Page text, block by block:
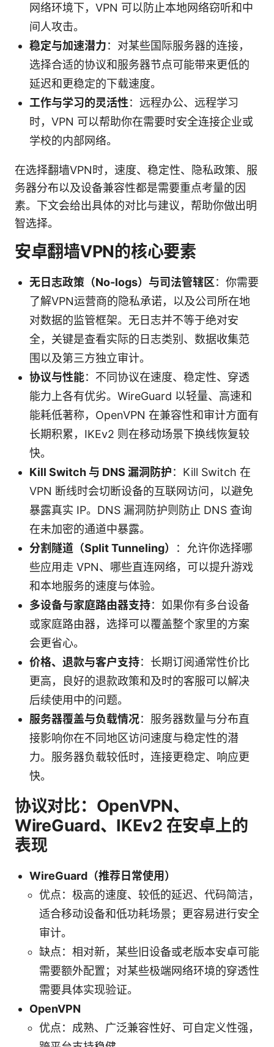
网络环境下，VPN 可以防止本地网络窃听和中
间人攻击。
稳定与加速潜力：对某些国际服务器的连接，
选择合适的协议和服务器节点可能带来更低的
延迟和更稳定的下载速度。
工作与学习的灵活性：远程办公、远程学习
时，VPN 可以帮助你在需要时安全连接企业或
学校的内部网络。
在选择翻墙VPN时，速度、稳定性、隐私政策、服
务器分布以及设备兼容性都是需要重点考量的因
素。下文会给出具体的对比与建议，帮助你做出明
智选择。
安卓翻墙VPN的核心要素
无日志政策（No-logs）与司法管辖区：你需要
了解VPN运营商的隐私承诺，以及公司所在地
对数据的监管框架。无日志并不等于绝对安
全，关键是查看实际的日志类别、数据收集范
围以及第三方独立审计。
协议与性能：不同协议在速度、稳定性、穿透
能力上各有优劣。WireGuard 以轻量、高速和
能耗低著称，OpenVPN 在兼容性和审计方面有
长期积累，IKEv2 则在移动场景下换线恢复较
快。
Kill Switch 与 DNS 漏洞防护：Kill Switch 在
VPN 断线时会切断设备的互联网访问，以避免
暴露真实 IP。DNS 漏洞防护则防止 DNS 查询
在未加密的通道中暴露。
分割隧道（Split Tunneling）
：允许你选择哪
些应用走 VPN、哪些直连网络，可以提升游戏
和本地服务的速度与体验。
多设备与家庭路由器支持：如果你有多台设备
或家庭路由器，选择可以覆盖整个家里的方案
会更省心。
价格、退款与客户支持：长期订阅通常性价比
更高，良好的退款政策和及时的客服可以解决
后续使用中的问题。
服务器覆盖与负载情况：服务器数量与分布直
接影响你在不同地区访问速度与稳定性的潜
力。服务器负载较低时，连接更稳定、响应更
快。
协议对比：OpenVPN、
WireGuard、IKEv2 在安卓上的
表现
WireGuard（推荐日常使用）
优点：极高的速度、较低的延迟、代码简洁，
适合移动设备和低功耗场景；更容易进行安全
审计。
缺点：相对新，某些旧设备或老版本安卓可能
需要额外配置；对某些极端网络环境的穿透性
需要具体实现验证。
OpenVPN
优点：成熟、广泛兼容性好、可自定义性强，